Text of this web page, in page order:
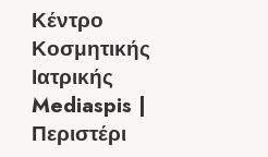
Κέντρο
Κοσμητικής
Ιατρικής
Mediaspis |
Περιστέρι